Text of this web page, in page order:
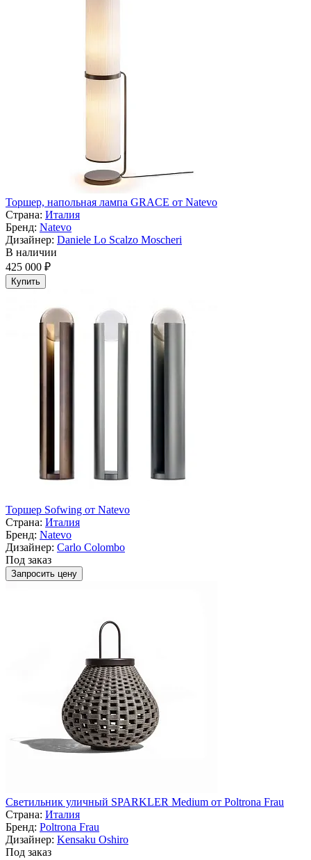
Торшер, напольная лампа GRACE от Natevo
Страна: Италия
Бренд: Natevo
Дизайнер: Daniele Lo Scalzo Moscheri
В наличии
425 000 ₽
Купить
Торшер Sofwing от Natevo
Страна: Италия
Бренд: Natevo
Дизайнер: Carlo Colombo
Под заказ
Запросить цену
Светильник уличный SPARKLER Medium от Poltrona Frau
Страна: Италия
Бренд: Poltrona Frau
Дизайнер: Kensaku Oshiro
Под заказ